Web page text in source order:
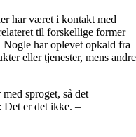
har været i kontakt med
til forskellige former
har oplevet opkald fra
eller tjenester, mens andre
sproget, så det
Det er det ikke. –